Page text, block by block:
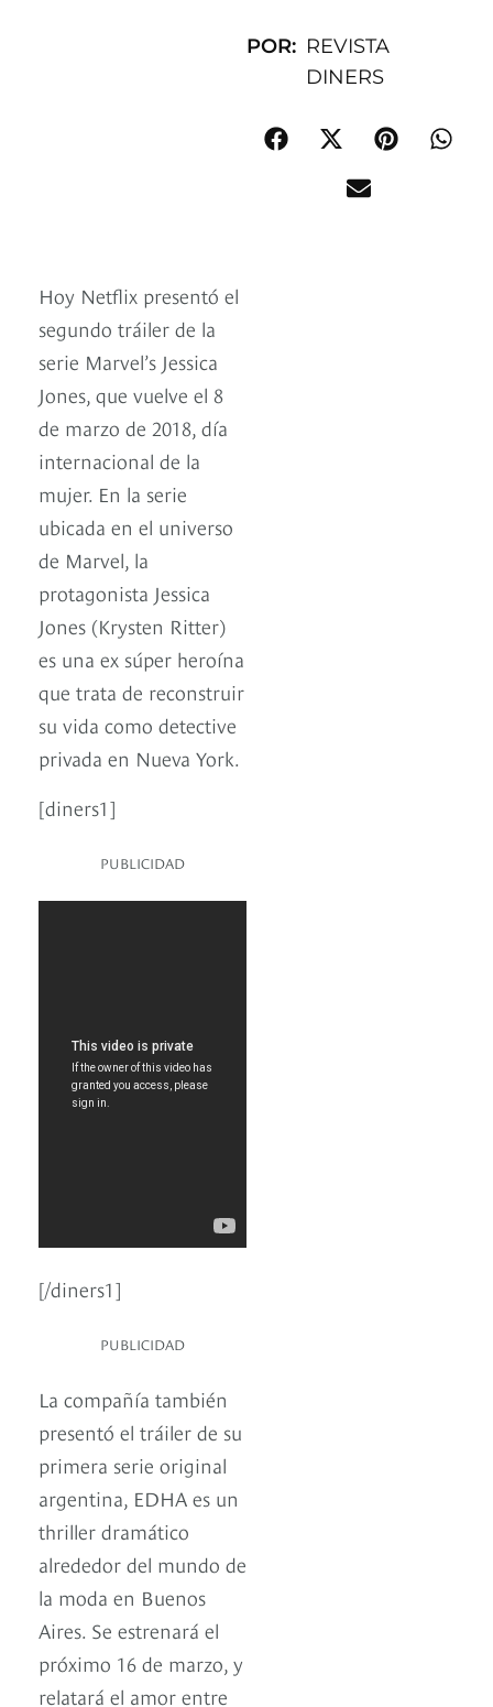
POR: REVISTA
DINERS
Hoy Netflix presentó el
segundo tráiler de la
serie Marvel’s Jessica
Jones, que vuelve el 8
de marzo de 2018, día
internacional de la
mujer. En la serie
ubicada en el universo
de Marvel, la
protagonista Jessica
Jones (Krysten Ritter)
es una ex súper heroína
que trata de reconstruir
su vida como detective
privada en Nueva York.
[diners1]
PUBLICIDAD
[/diners1]
PUBLICIDAD
La compañía también
presentó el tráiler de su
primera serie original
argentina, EDHA es un
thriller dramático
alrededor del mundo de
la moda en Buenos
Aires. Se estrenará el
próximo 16 de marzo, y
relatará el amor entre